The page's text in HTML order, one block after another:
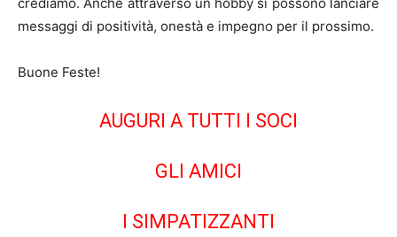
crediamo. Anche attraverso un hobby si possono lanciare
messaggi di positività, onestà e impegno per il prossimo.
Buone Feste!
AUGURI A TUTTI I SOCI
GLI AMICI
I SIMPATIZZANTI